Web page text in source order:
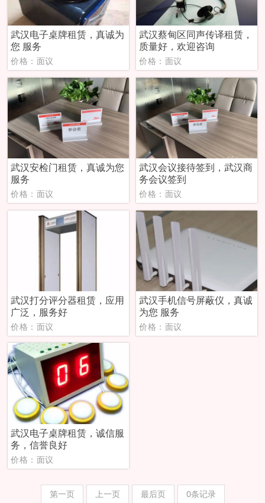
武汉电子桌牌租赁，真诚为
您 服务
价格：面议
武汉蔡甸区同声传译租赁，
质量好，欢迎咨询
价格：面议
武汉安检门租赁，真诚为您
服务
价格：面议
武汉会议接待签到，武汉商
务会议签到
价格：面议
武汉打分评分器租赁，应用
广泛，服务好
价格：面议
武汉手机信号屏蔽仪，真诚
为您 服务
价格：面议
武汉电子桌牌租赁，诚信服
务，信誉良好
价格：面议
第一页 上一页 最后页 0条记录